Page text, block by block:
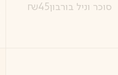
סוכר וניל בורבון45
₪